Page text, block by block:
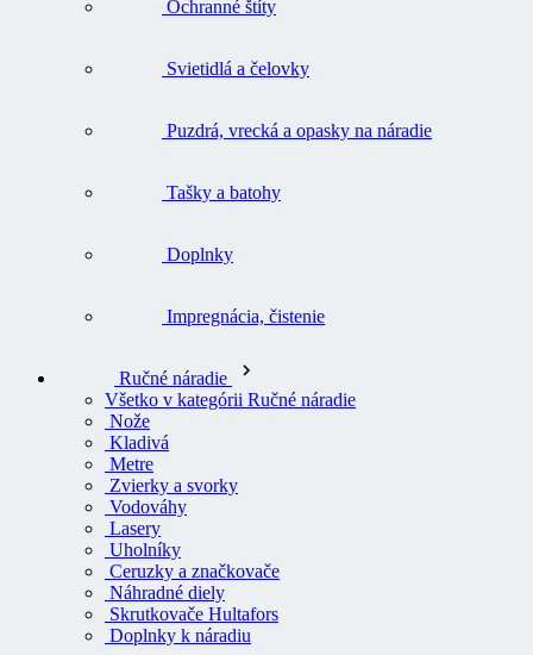
Ochranné štíty
Svietidlá a čelovky
Puzdrá, vrecká a opasky na náradie
Tašky a batohy
Doplnky
Impregnácia, čistenie
Ručné náradie
Všetko v kategórii Ručné náradie
Nože
Kladivá
Metre
Zvierky a svorky
Vodováhy
Lasery
Uholníky
Ceruzky a značkovače
Náhradné diely
Skrutkovače Hultafors
Doplnky k náradiu